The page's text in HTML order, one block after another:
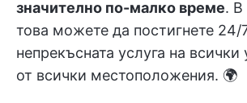
значително по-малко време. В
това можете да постигнете 24/
непрекъсната услуга на всички
от всички местоположения. 🌍